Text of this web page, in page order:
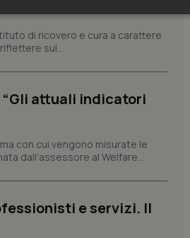
di ricovero e cura a carattere
sul...
attuali indicatori
con cui vengono misurate le
dall'assessore al Welfare...
e servizi. Il
Marketing
di base quali la navigazione sulle pagine
correttamente senza questi cookie.
scelte di consenso e privacy dell'utente per la loro
interazione con il sito. Registra i dati sul consenso